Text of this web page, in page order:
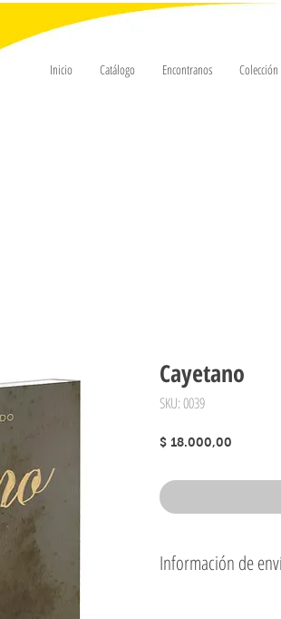
Inicio Catálogo Encontranos Colección
Cayetano
SKU: 0039
$ 18.000,00
Información de